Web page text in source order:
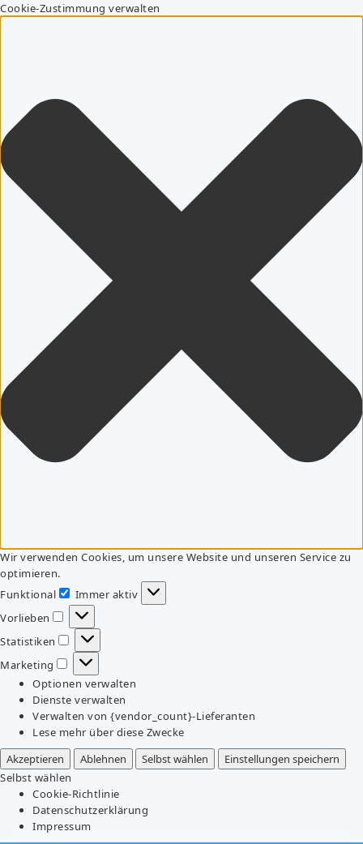
Cookie-Zustimmung verwalten
Wir verwenden Cookies, um unsere Website und unseren Service zu
optimieren.
Funktional
Funktional
Immer aktiv
Vorlieben
Vorlieben
Statistiken
Statistiken
Marketing
Marketing
Optionen verwalten
Dienste verwalten
Verwalten von {vendor_count}-Lieferanten
Lese mehr über diese Zwecke
Akzeptieren
Ablehnen Selbst wählen
Einstellungen speichern
Selbst wählen
Cookie-Richtlinie
Datenschutzerklärung
Impressum